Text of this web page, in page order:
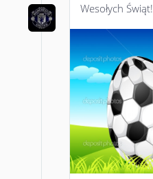
Wesołych Świąt!